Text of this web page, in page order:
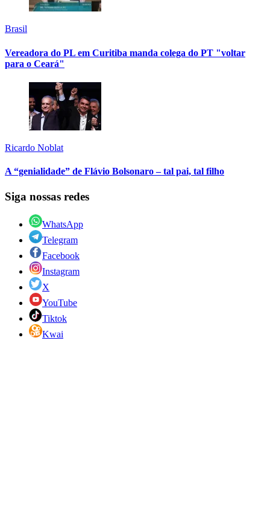
Brasil
Vereadora do PL em Curitiba manda colega do PT "voltar
para o Ceará"
Ricardo Noblat
A “genialidade” de Flávio Bolsonaro – tal pai, tal filho
Siga nossas redes
WhatsApp
Telegram
Facebook
Instagram
X
YouTube
Tiktok
Kwai